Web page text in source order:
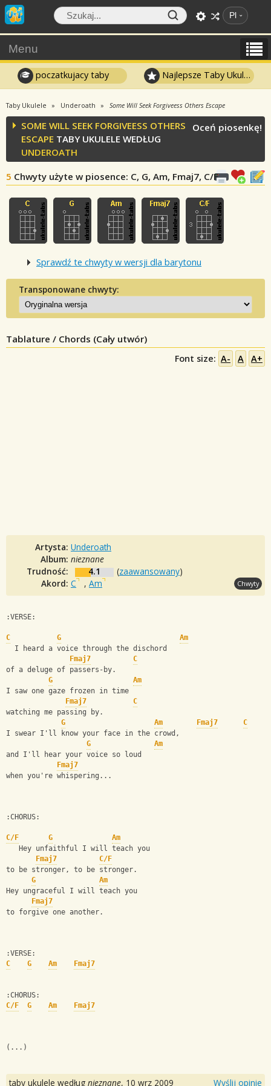
Pl
Menu
poczatkujacy taby Najlepsze Taby Ukulele
Taby Ukulele Underoath Some Will Seek Forgiveess Others Escape
SOME WILL SEEK FORGIVEESS OTHERS
ESCAPE TABY UKULELE WEDŁUG
UNDEROATH
5 Chwyty użyte w piosence: C, G, Am, Fmaj7, C/F
Oceń piosenkę!
Sprawdź te chwyty w wersji dla barytonu
Transponowane chwyty:
Tablature / Chords (Cały utwór)
Font size: A- A A+
Artysta: Underoath
Album: nieznane
Trudność:
4.1 (zaawansowany)
Akord: C , Am Chwyty
:VERSE:
C G
Am
  I heard a voice through the dischord
Fmaj7
C
of a deluge of passers-by.
G
Am
I saw one gaze frozen in time
Fmaj7
C
watching me passing by.
G
Am Fmaj7
C
I swear I'll know your face in the crowd,
G
Am
and I'll hear your voice so loud
Fmaj7
when you're whispering...
:CHORUS:
C/F G
Am
   Hey unfaithful I will teach you
Fmaj7
C/F
to be stronger, to be stronger.
G
Am
Hey ungraceful I will teach you
Fmaj7
to forgive one another.
:VERSE:
C
G Am Fmaj7
:CHORUS:
C/F
G Am Fmaj7
(...)
taby ukulele według nieznane, 10 wrz 2009 Wyślij opinie